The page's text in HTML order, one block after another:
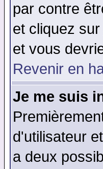
par contre
et cliquez sur
et vous
Revenir en
Je me suis
d'utilisateur
a deux